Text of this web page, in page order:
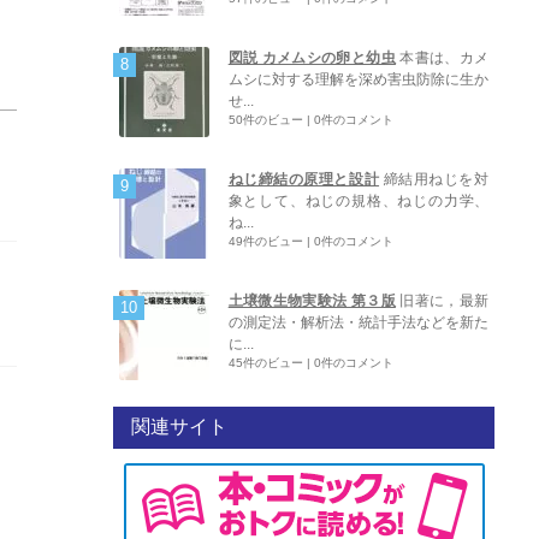
図説 カメムシの卵と幼虫 本書は、カメ
ムシに対する理解を深め害虫防除に生か
せ...
50件のビュー | 0件のコメント
ねじ締結の原理と設計 締結用ねじを対
象として、ねじの規格、ねじの力学、
ね...
49件のビュー | 0件のコメント
土壌微生物実験法 第３版 旧著に，最新
の測定法・解析法・統計手法などを新た
に...
45件のビュー | 0件のコメント
関連サイト